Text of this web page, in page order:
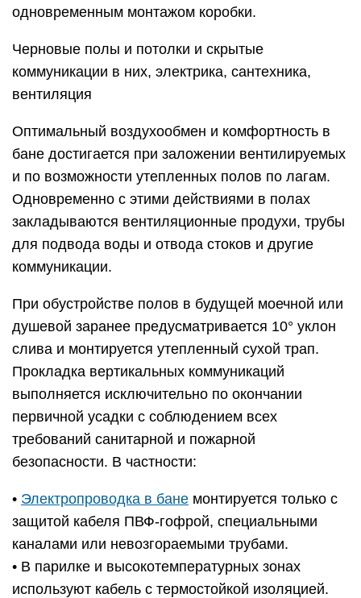
одновременным монтажом коробки.
Черновые полы и потолки и скрытые
коммуникации в них, электрика, сантехника,
вентиляция
Оптимальный воздухообмен и комфортность в
бане достигается при заложении вентилируемых
и по возможности утепленных полов по лагам.
Одновременно с этими действиями в полах
закладываются вентиляционные продухи, трубы
для подвода воды и отвода стоков и другие
коммуникации.
При обустройстве полов в будущей моечной или
душевой заранее предусматривается 10° уклон
слива и монтируется утепленный сухой трап.
Прокладка вертикальных коммуникаций
выполняется исключительно по окончании
первичной усадки с соблюдением всех
требований санитарной и пожарной
безопасности. В частности:
• Электропроводка в бане монтируется только с
защитой кабеля ПВФ-гофрой, специальными
каналами или невозгораемыми трубами.
• В парилке и высокотемпературных зонах
используют кабель с термостойкой изоляцией.